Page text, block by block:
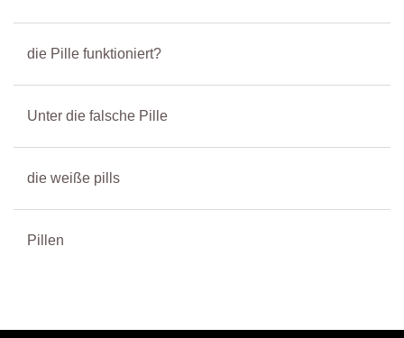
die Pille funktioniert?
Unter die falsche Pille
die weiße pills
Pillen